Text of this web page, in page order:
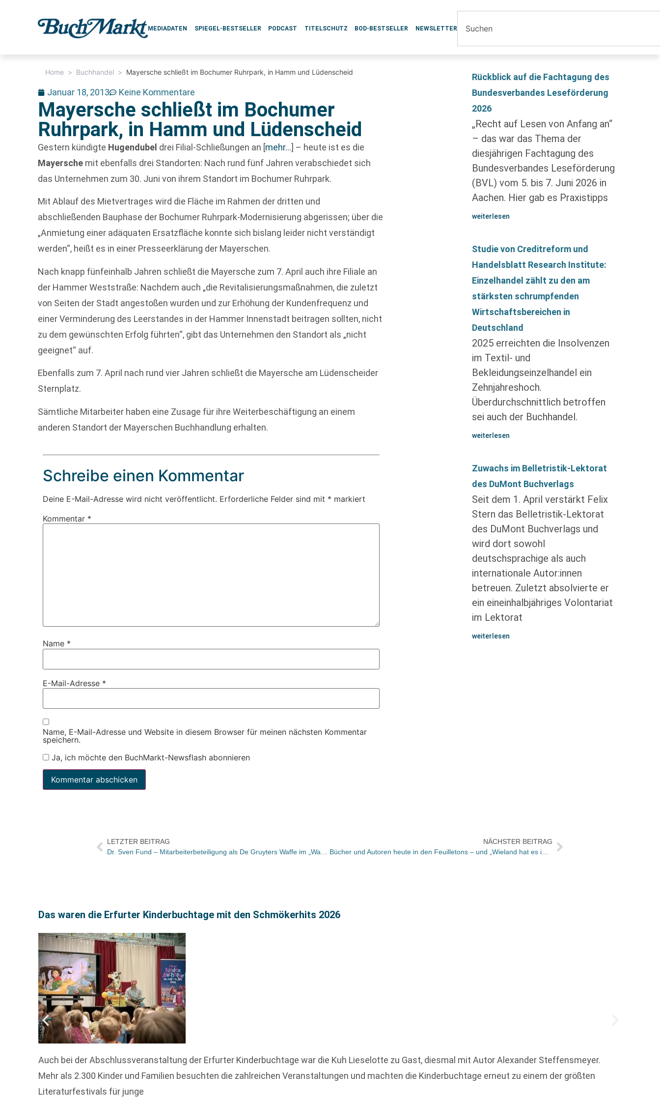
MEDIADATEN SPIEGEL-BESTSELLER PODCAST TITELSCHUTZ BOD-BESTSELLER NEWSLETTER
Home > Buchhandel > Mayersche schließt im Bochumer Ruhrpark, in Hamm und Lüdenscheid
Januar 18, 2013 Keine Kommentare
Mayersche schließt im Bochumer
Ruhrpark, in Hamm und Lüdenscheid
Gestern kündigte Hugendubel drei Filial-Schließungen an [mehr…] – heute ist es die
Mayersche mit ebenfalls drei Standorten: Nach rund fünf Jahren verabschiedet sich
das Unternehmen zum 30. Juni von ihrem Standort im Bochumer Ruhrpark.
Mit Ablauf des Mietvertrages wird die Fläche im Rahmen der dritten und
abschließenden Bauphase der Bochumer Ruhrpark-Modernisierung abgerissen; über die
„Anmietung einer adäquaten Ersatzfläche konnte sich bislang leider nicht verständigt
werden“, heißt es in einer Presseerklärung der Mayerschen.
Nach knapp fünfeinhalb Jahren schließt die Mayersche zum 7. April auch ihre Filiale an
der Hammer Weststraße: Nachdem auch „die Revitalisierungsmaßnahmen, die zuletzt
von Seiten der Stadt angestoßen wurden und zur Erhöhung der Kundenfrequenz und
einer Verminderung des Leerstandes in der Hammer Innenstadt beitragen sollten, nicht
zu dem gewünschten Erfolg führten“, gibt das Unternehmen den Standort als „nicht
geeignet“ auf.
Ebenfalls zum 7. April nach rund vier Jahren schließt die Mayersche am Lüdenscheider
Sternplatz.
Sämtliche Mitarbeiter haben eine Zusage für ihre Weiterbeschäftigung an einem
anderen Standort der Mayerschen Buchhandlung erhalten.
Schreibe einen Kommentar
Deine E-Mail-Adresse wird nicht veröffentlicht. Erforderliche Felder sind mit * markiert
Kommentar *
Name *
E-Mail-Adresse *
Name, E-Mail-Adresse und Website in diesem Browser für meinen nächsten Kommentar
speichern.
Ja, ich möchte den BuchMarkt-Newsflash abonnieren
Rückblick auf die Fachtagung des
Bundesverbandes Leseförderung
2026
„Recht auf Lesen von Anfang an“
– das war das Thema der
diesjährigen Fachtagung des
Bundesverbandes Leseförderung
(BVL) vom 5. bis 7. Juni 2026 in
Aachen. Hier gab es Praxistipps
weiterlesen
Studie von Creditreform und
Handelsblatt Research Institute:
Einzelhandel zählt zu den am
stärksten schrumpfenden
Wirtschaftsbereichen in
Deutschland
2025 erreichten die Insolvenzen
im Textil- und
Bekleidungseinzelhandel ein
Zehnjahreshoch.
Überdurchschnittlich betroffen
sei auch der Buchhandel.
weiterlesen
Zuwachs im Belletristik-Lektorat
des DuMont Buchverlags
Seit dem 1. April verstärkt Felix
Stern das Belletristik-Lektorat
des DuMont Buchverlags und
wird dort sowohl
deutschsprachige als auch
internationale Autor:innen
betreuen. Zuletzt absolvierte er
ein eineinhalbjähriges Volontariat
im Lektorat
weiterlesen
LETZTER BEITRAG
NÄCHSTER BEITRAG
Das waren die Erfurter Kinderbuchtage mit den Schmökerhits 2026
Auch bei der Abschlussveranstaltung der Erfurter Kinderbuchtage war die Kuh Lieselotte zu Gast, diesmal mit Autor Alexander Steffensmeyer.
Mehr als 2.300 Kinder und Familien besuchten die zahlreichen Veranstaltungen und machten die Kinderbuchtage erneut zu einem der größten
Literaturfestivals für junge